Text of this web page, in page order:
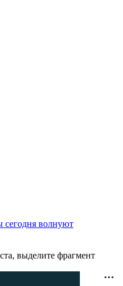
сегодня волнуют
выделите фрагмент